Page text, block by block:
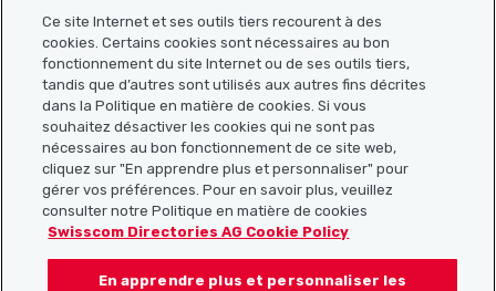
Plan du site
Liens utiles
Télécharger l’application Localcities
Ce site Internet et ses outils tiers recourent à des
cookies. Certains cookies sont nécessaires au bon
fonctionnement du site Internet ou de ses outils tiers,
tandis que d’autres sont utilisés aux autres fins décrites
dans la Politique en matière de cookies. Si vous
souhaitez désactiver les cookies qui ne sont pas
nécessaires au bon fonctionnement de ce site web,
cliquez sur "En apprendre plus et personnaliser" pour
gérer vos préférences. Pour en savoir plus, veuillez
consulter notre Politique en matière de cookies
Swisscom Directories AG Cookie Policy
En apprendre plus et personnaliser les